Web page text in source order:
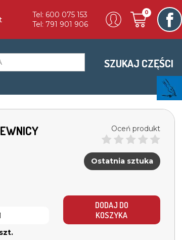
Tel: 600 075 153
Tel: 791 901 906
0
SZUKAJ CZĘŚCI
Oceń produkt
Ostatnia sztuka
DODAJ DO
KOSZYKA